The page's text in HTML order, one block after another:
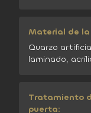
Material de la
Quarzo
laminado,
Tratamiento
puerta: